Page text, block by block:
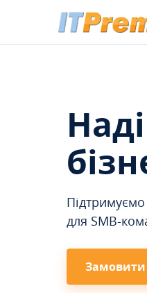
Підтримуємо
для SMB-
Замовити